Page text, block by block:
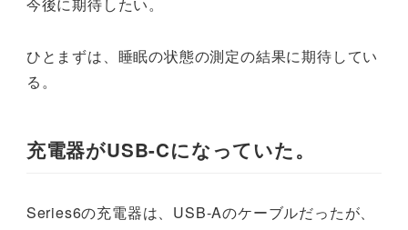
ひとまずは、睡眠の状態の測定の結果に期待してい
る。
充電器がUSB-Cになっていた。
Series6の充電器は、USB-Aのケーブルだったが、